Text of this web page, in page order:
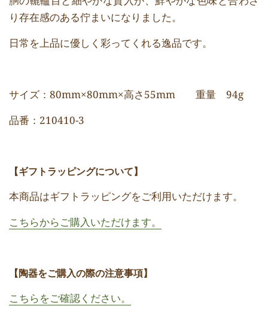
り存在感のある佇まいになりました。
日常を上品に優しく彩ってくれる逸品です。
サイズ：80mm×80mm×高さ55mm 重量 94g
品番：210410-3
【ギフトラッピングについて】
本商品はギフトラッピングをご利用いただけます。
こちらからご購入いただけます。
【陶器をご購入の際の注意事項】
こちらをご確認ください。